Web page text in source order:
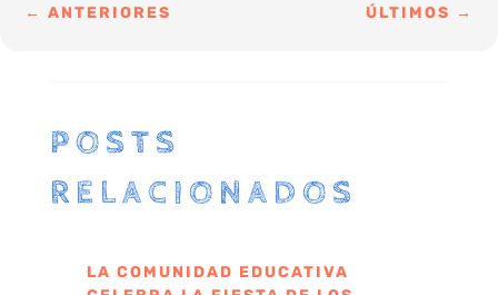
←ANTERIORES ÚLTIMOS →
POSTS
RELACIONADOS
LA COMUNIDAD EDUCATIVA